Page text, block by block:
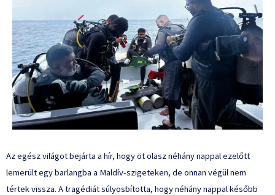
Az egész világot bejárta a hír, hogy öt olasz néhány nappal ezelőtt
lemerült egy barlangba a Maldív-szigeteken, de onnan végül nem
tértek vissza. A tragédiát súlyosbította, hogy néhány nappal később